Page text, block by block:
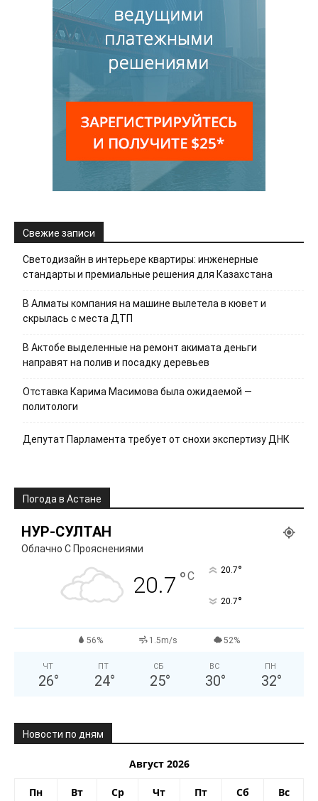
Свежие записи
Светодизайн в интерьере квартиры: инженерные
стандарты и премиальные решения для Казахстана
В Алматы компания на машине вылетела в кювет и
скрылась с места ДТП
В Актобе выделенные на ремонт акимата деньги
направят на полив и посадку деревьев
Отставка Карима Масимова была ожидаемой —
политологи
Депутат Парламента требует от снохи экспертизу ДНК
Погода в Астане
НУР-СУЛТАН
Облачно С Прояснениями
20.7 °C 20.7°
20.7°
56% 1.5m/s 52%
ЧТ
26°
ПТ
24°
СБ
25°
ВС
30°
ПН
32°
Новости по дням
Август 2026
Пн Вт Ср Чт Пт Сб Вс